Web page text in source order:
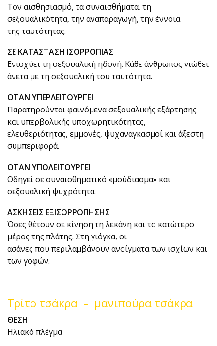
Τον αισθησιασμό, τα συναισθήματα, τη
σεξουαλικότητα, την αναπαραγωγή, την έννοια
της ταυτότητας.
ΣΕ ΚΑΤΑΣΤΑΣΗ ΙΣΟΡΡΟΠΙΑΣ
Ενισχύει τη σεξουαλική ηδονή. Κάθε άνθρωπος νιώθει
άνετα με τη σεξουαλική του ταυτότητα.
ΟΤΑΝ ΥΠΕΡΛΕΙΤΟΥΡΓΕΙ
Παρατηρούνται φαινόμενα σεξουαλικής εξάρτησης
και υπερβολικής υποχωρητικότητας,
ελευθεριότητας, εμμονές, ψυχαναγκασμοί και άξεστη
συμπεριφορά.
ΟΤΑΝ ΥΠΟΛΕΙΤΟΥΡΓΕΙ
Οδηγεί σε συναισθηματικό «μούδιασμα» και
σεξουαλική ψυχρότητα.
ΑΣΚΗΣΕΙΣ ΕΞΙΣΟΡΡΟΠΗΣΗΣ
Όσες θέτουν σε κίνηση τη λεκάνη και το κατώτερο
μέρος της πλάτης. Στη γιόγκα, οι
ασάνες που περιλαμβάνουν ανοίγματα των ισχίων και
των γοφών.
Τρίτο τσάκρα – μανιπούρα τσάκρα
ΘΕΣΗ
Ηλιακό πλέγμα